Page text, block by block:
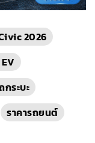
2026
กระบะ
ราคารถยนต์